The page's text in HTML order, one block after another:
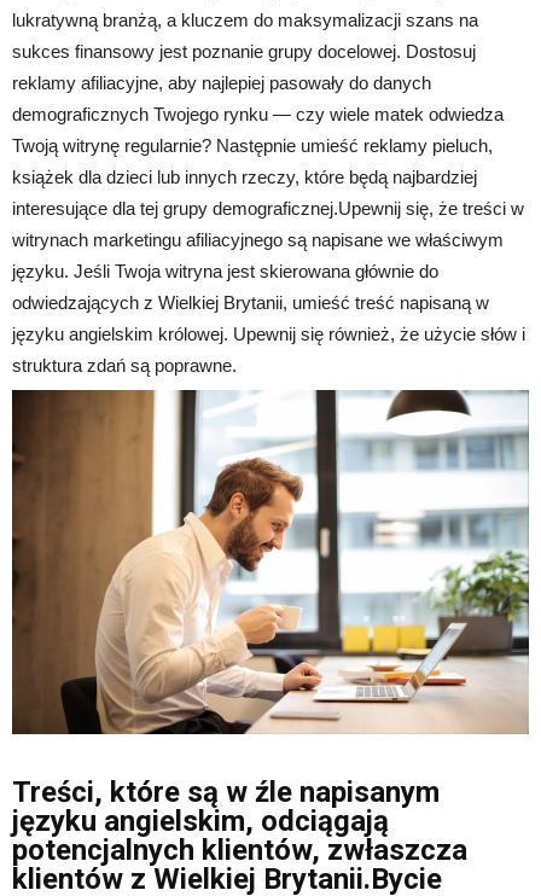
lukratywną branżą, a kluczem do maksymalizacji szans na
sukces finansowy jest poznanie grupy docelowej. Dostosuj
reklamy afiliacyjne, aby najlepiej pasowały do ​​danych
demograficznych Twojego rynku — czy wiele matek odwiedza
Twoją witrynę regularnie? Następnie umieść reklamy pieluch,
książek dla dzieci lub innych rzeczy, które będą najbardziej
interesujące dla tej grupy demograficznej.Upewnij się, że treści w
witrynach marketingu afiliacyjnego są napisane we właściwym
języku. Jeśli Twoja witryna jest skierowana głównie do
odwiedzających z Wielkiej Brytanii, umieść treść napisaną w
języku angielskim królowej. Upewnij się również, że użycie słów i
struktura zdań są poprawne.
Treści, które są w źle napisanym
języku angielskim, odciągają
potencjalnych klientów, zwłaszcza
klientów z Wielkiej Brytanii.Bycie